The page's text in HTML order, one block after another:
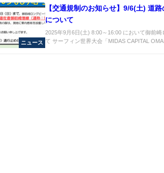
ニュース
【交通規制のお知らせ】9/6(土) 道
について
2025年9月6日(土) 8:00～16:00 において御前崎
て サーフィン世界大会「MIDAS CAPITAL